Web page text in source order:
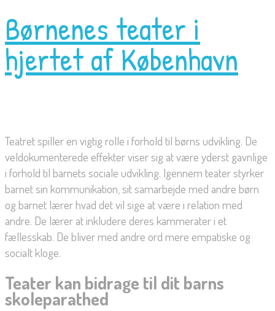
Børnenes teater i
hjertet af København
Teatret spiller en vigtig rolle i forhold til børns udvikling. De
veldokumenterede effekter viser sig at være yderst gavnlige
i forhold til barnets sociale udvikling. Igennem teater styrker
barnet sin kommunikation, sit samarbejde med andre børn
og barnet lærer hvad det vil sige at være i relation med
andre. De lærer at inkludere deres kammerater i et
fællesskab. De bliver med andre ord mere empatiske og
socialt kloge.
Teater kan bidrage til dit barns
skoleparathed